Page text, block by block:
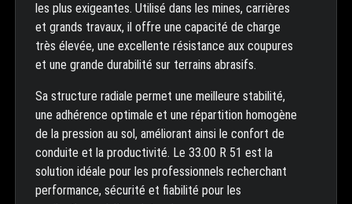
les plus exigeantes. Utilisé dans les mines, carrières
et grands travaux, il offre une capacité de charge
très élevée, une excellente résistance aux coupures
et une grande durabilité sur terrains abrasifs.
Sa structure radiale permet une meilleure stabilité,
une adhérence optimale et une répartition homogène
de la pression au sol, améliorant ainsi le confort de
conduite et la productivité. Le 33.00 R 51 est la
solution idéale pour les professionnels recherchant
performance, sécurité et fiabilité pour les